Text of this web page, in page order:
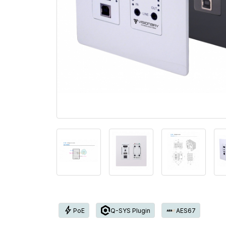
bolt PoE Q-SYS Plugin AES67